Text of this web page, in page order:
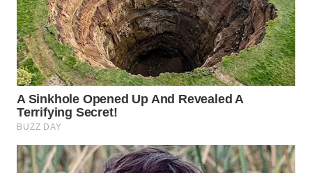
WN
SUKABUMI
WN
PURWAKARTA
WN
TIMUR